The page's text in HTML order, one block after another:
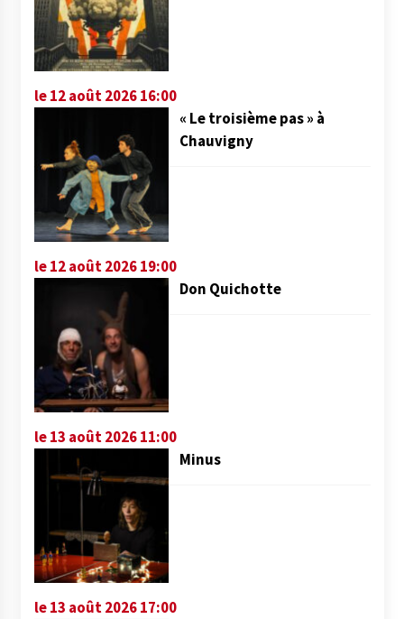
le 12 août 2026 16:00
« Le troisième pas » à
Chauvigny
le 12 août 2026 19:00
Don Quichotte
le 13 août 2026 11:00
Minus
le 13 août 2026 17:00